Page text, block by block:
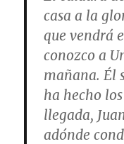
casa a la
que vendrá
conozco a
mañana. Él
ha hecho
llegada,
adónde